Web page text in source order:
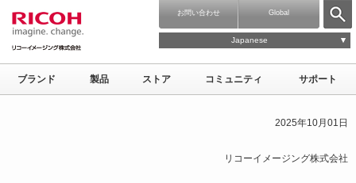
お問い合わせ Global
Japanese
ブランド 製品 ストア コミュニティ サポート
2025年10月01日
リコーイメージング株式会社